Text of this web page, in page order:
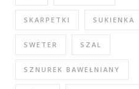
SKARPETKI SUKIENKA
SWETER SZAL
SZNUREK BAWEŁNIANY